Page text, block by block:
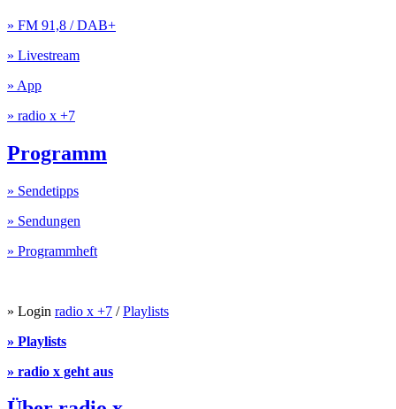
» FM 91,8 / DAB+
» Livestream
» App
» radio x +7
Programm
» Sendetipps
» Sendungen
» Programmheft
» Login radio x +7 /Playlists
» Playlists
» radio x geht aus